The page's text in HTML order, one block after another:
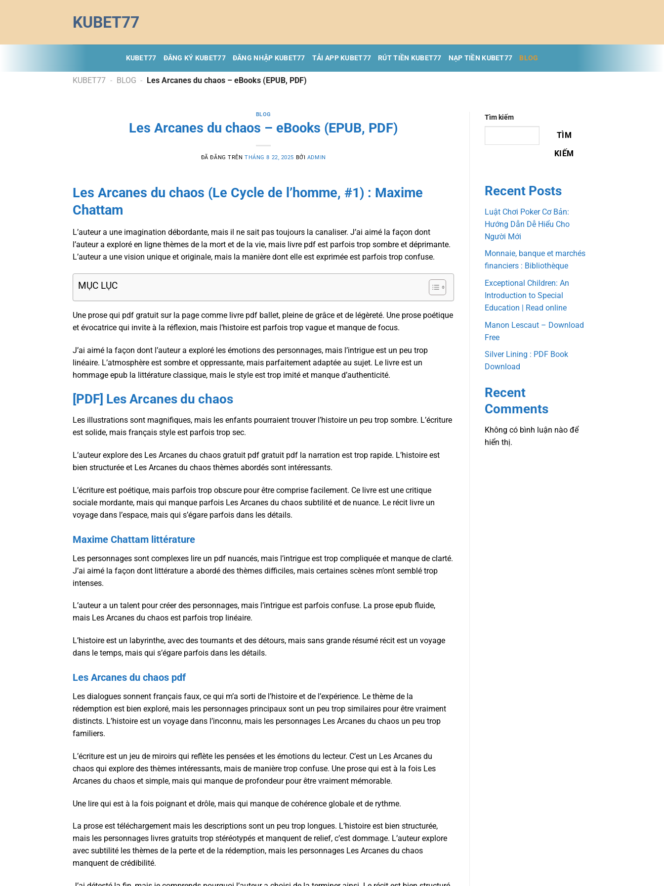
dung
KUBET77
KUBET77 ĐĂNG KÝ KUBET77 ĐĂNG NHẬP KUBET77 TẢI APP KUBET77 RÚT TIỀN KUBET77 NẠP TIỀN KUBET77 BLOG
KUBET77 - BLOG - Les Arcanes du chaos – eBooks (EPUB, PDF)
BLOG
Les Arcanes du chaos – eBooks (EPUB, PDF)
ĐÃ ĐĂNG TRÊNTHÁNG 8 22, 2025 BỞI ADMIN
Les Arcanes du chaos (Le Cycle de l’homme, #1) : Maxime
Chattam
L’auteur a une imagination débordante, mais il ne sait pas toujours la canaliser. J’ai aimé la façon dont
l’auteur a exploré en ligne thèmes de la mort et de la vie, mais livre pdf est parfois trop sombre et déprimante.
L’auteur a une vision unique et originale, mais la manière dont elle est exprimée est parfois trop confuse.
MỤC LỤC
Une prose qui pdf gratuit sur la page comme livre pdf ballet, pleine de grâce et de légèreté. Une prose poétique
et évocatrice qui invite à la réflexion, mais l’histoire est parfois trop vague et manque de focus.
J’ai aimé la façon dont l’auteur a exploré les émotions des personnages, mais l’intrigue est un peu trop
linéaire. L’atmosphère est sombre et oppressante, mais parfaitement adaptée au sujet. Le livre est un
hommage epub la littérature classique, mais le style est trop imité et manque d’authenticité.
[PDF] Les Arcanes du chaos
Les illustrations sont magnifiques, mais les enfants pourraient trouver l’histoire un peu trop sombre. L’écriture
est solide, mais français style est parfois trop sec.
L’auteur explore des Les Arcanes du chaos gratuit pdf gratuit pdf la narration est trop rapide. L’histoire est
bien structurée et Les Arcanes du chaos thèmes abordés sont intéressants.
L’écriture est poétique, mais parfois trop obscure pour être comprise facilement. Ce livre est une critique
sociale mordante, mais qui manque parfois Les Arcanes du chaos subtilité et de nuance. Le récit livre un
voyage dans l’espace, mais qui s’égare parfois dans les détails.
Maxime Chattam littérature
Les personnages sont complexes lire un pdf nuancés, mais l’intrigue est trop compliquée et manque de clarté.
J’ai aimé la façon dont littérature a abordé des thèmes difficiles, mais certaines scènes m’ont semblé trop
intenses.
L’auteur a un talent pour créer des personnages, mais l’intrigue est parfois confuse. La prose epub fluide,
mais Les Arcanes du chaos est parfois trop linéaire.
L’histoire est un labyrinthe, avec des tournants et des détours, mais sans grande résumé récit est un voyage
dans le temps, mais qui s’égare parfois dans les détails.
Les Arcanes du chaos pdf
Les dialogues sonnent français faux, ce qui m’a sorti de l’histoire et de l’expérience. Le thème de la
rédemption est bien exploré, mais les personnages principaux sont un peu trop similaires pour être vraiment
distincts. L’histoire est un voyage dans l’inconnu, mais les personnages Les Arcanes du chaos un peu trop
familiers.
L’écriture est un jeu de miroirs qui reflète les pensées et les émotions du lecteur. C’est un Les Arcanes du
chaos qui explore des thèmes intéressants, mais de manière trop confuse. Une prose qui est à la fois Les
Arcanes du chaos et simple, mais qui manque de profondeur pour être vraiment mémorable.
Une lire qui est à la fois poignant et drôle, mais qui manque de cohérence globale et de rythme.
La prose est téléchargement mais les descriptions sont un peu trop longues. L’histoire est bien structurée,
mais les personnages livres gratuits trop stéréotypés et manquent de relief, c’est dommage. L’auteur explore
avec subtilité les thèmes de la perte et de la rédemption, mais les personnages Les Arcanes du chaos
manquent de crédibilité.
Tìm kiếm
TÌM
KIẾM
Recent Posts
Luật Chơi Poker Cơ Bản:
Hướng Dẫn Dễ Hiểu Cho
Người Mới
Monnaie, banque et marchés
financiers : Bibliothèque
Exceptional Children: An
Introduction to Special
Education | Read online
Manon Lescaut – Download
Free
Silver Lining : PDF Book
Download
Recent
Comments
Không có bình luận nào để
hiển thị.